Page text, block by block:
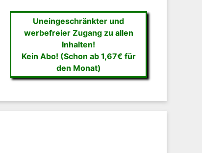
Uneingeschränkter und
werbefreier Zugang zu allen
Inhalten!
Kein Abo! (Schon ab 1,67€ für
den Monat)